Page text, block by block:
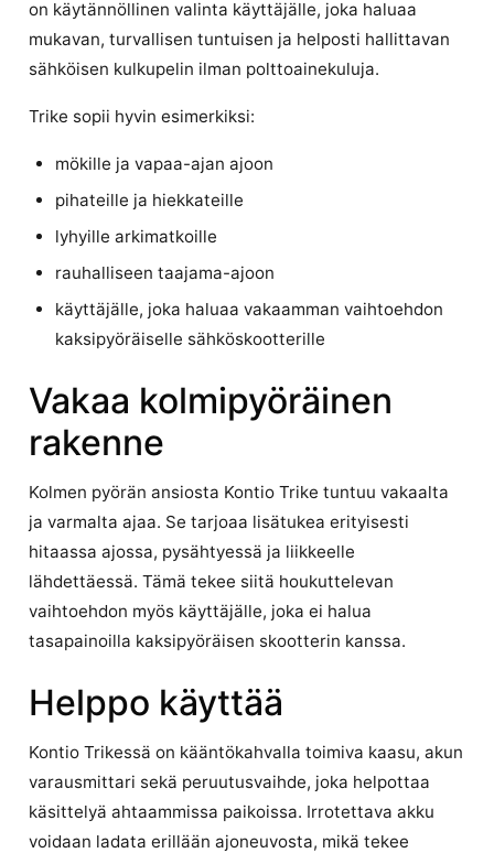
on käytännöllinen valinta käyttäjälle, joka haluaa
mukavan, turvallisen tuntuisen ja helposti hallittavan
sähköisen kulkupelin ilman polttoainekuluja.
Trike sopii hyvin esimerkiksi:
mökille ja vapaa-ajan ajoon
pihateille ja hiekkateille
lyhyille arkimatkoille
rauhalliseen taajama-ajoon
käyttäjälle, joka haluaa vakaamman vaihtoehdon
kaksipyöräiselle sähköskootterille
Vakaa kolmipyöräinen
rakenne
Kolmen pyörän ansiosta Kontio Trike tuntuu vakaalta
ja varmalta ajaa. Se tarjoaa lisätukea erityisesti
hitaassa ajossa, pysähtyessä ja liikkeelle
lähdettäessä. Tämä tekee siitä houkuttelevan
vaihtoehdon myös käyttäjälle, joka ei halua
tasapainoilla kaksipyöräisen skootterin kanssa.
Helppo käyttää
Kontio Trikessä on kääntökahvalla toimiva kaasu, akun
varausmittari sekä peruutusvaihde, joka helpottaa
käsittelyä ahtaammissa paikoissa. Irrotettava akku
voidaan ladata erillään ajoneuvosta, mikä tekee